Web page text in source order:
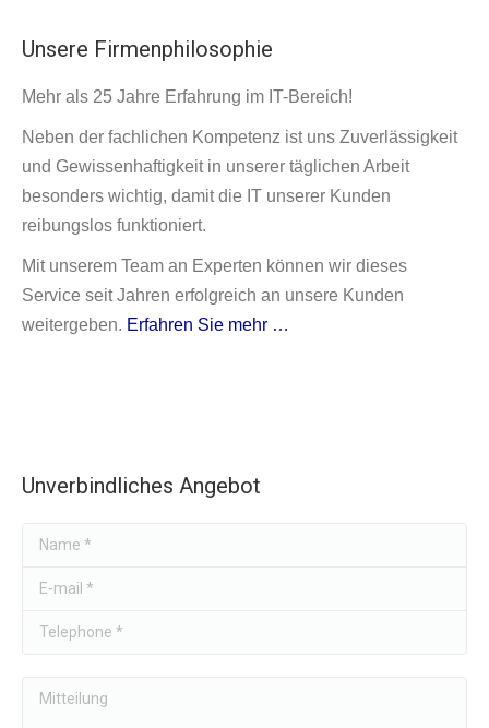
Unsere Firmenphilosophie
Mehr als 25 Jahre Erfahrung im IT-Bereich!
Neben der fachlichen Kompetenz ist uns Zuverlässigkeit
und Gewissenhaftigkeit in unserer täglichen Arbeit
besonders wichtig, damit die IT unserer Kunden
reibungslos funktioniert.
Mit unserem Team an Experten können wir dieses
Service seit Jahren erfolgreich an unsere Kunden
weitergeben. Erfahren Sie mehr …
Unverbindliches Angebot
Name *
E-mail *
Telephone *